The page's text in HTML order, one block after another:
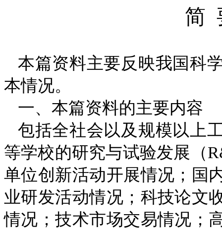
简
本篇资料主要反映我国科
本情况。
一、本篇资料的主要内容
包括全社会以及规模以上
等学校的研究与试验发展（
单位创新活动开展情况；国
业研发活动情况；科技论文
情况；技术市场交易情况；